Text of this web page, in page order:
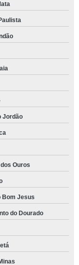
Jordão
Ouros
Bom Jesus
do Dourado